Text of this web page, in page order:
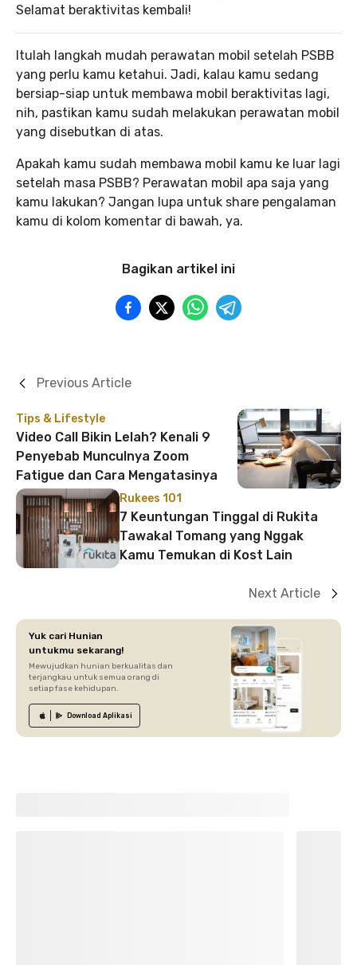
Selamat beraktivitas kembali!
Itulah langkah mudah perawatan mobil setelah PSBB
yang perlu kamu ketahui. Jadi, kalau kamu sedang
bersiap-siap untuk membawa mobil beraktivitas lagi,
nih, pastikan kamu sudah melakukan perawatan mobil
yang disebutkan di atas.
Apakah kamu sudah membawa mobil kamu ke luar lagi
setelah masa PSBB? Perawatan mobil apa saja yang
kamu lakukan? Jangan lupa untuk share pengalaman
kamu di kolom komentar di bawah, ya.
Bagikan artikel ini
Tips & Lifestyle
Video Call Bikin Lelah? Kenali 9
Penyebab Munculnya Zoom
Fatigue dan Cara Mengatasinya
Previous Article
Rukees 101
7 Keuntungan Tinggal di Rukita
Tawakal Tomang yang Nggak
Kamu Temukan di Kost Lain
Next Article
Yuk cari Hunian
untukmu sekarang!
Mewujudkan hunian berkualitas dan
terjangkau untuk semua orang di
setiap fase kehidupan.
Download Aplikasi